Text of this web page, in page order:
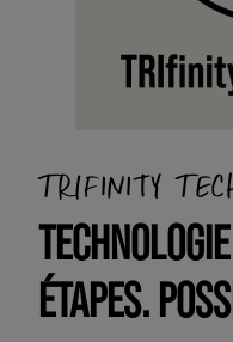
TRIFINITY
ÉTAPES.